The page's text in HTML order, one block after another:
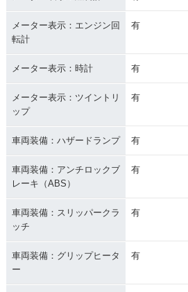
メーター表示：エンジン回
転計
有
メーター表示：時計 有
メーター表示：ツイントリ
ップ
有
車両装備：ハザードランプ 有
車両装備：アンチロックブ
レーキ（ABS）
有
車両装備：スリッパークラ
ッチ
有
車両装備：グリップヒータ
ー
有